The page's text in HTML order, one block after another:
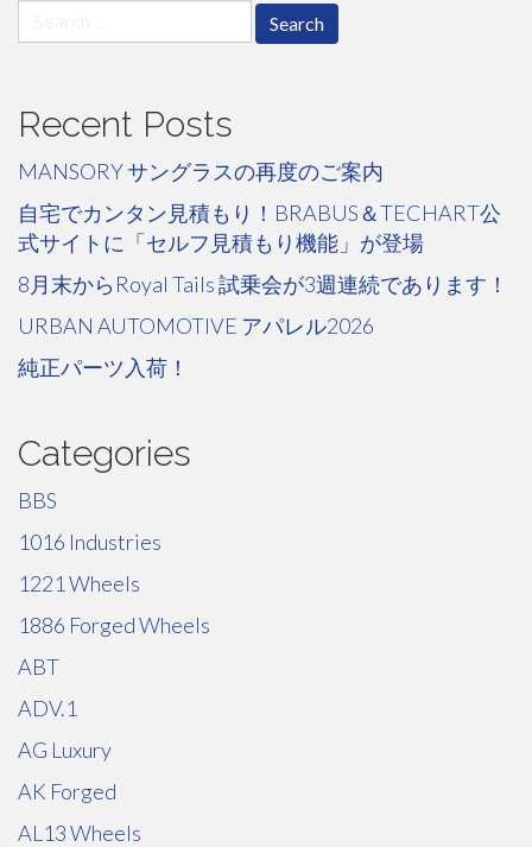
for:
Recent Posts
MANSORY サングラスの再度のご案内
自宅でカンタン見積もり！BRABUS＆TECHART公
式サイトに「セルフ見積もり機能」が登場
8月末からRoyal Tails 試乗会が3週連続であります！
URBAN AUTOMOTIVE アパレル2026
純正パーツ入荷！
Categories
BBS
1016 Industries
1221 Wheels
1886 Forged Wheels
ABT
ADV.1
AG Luxury
AK Forged
AL13 Wheels